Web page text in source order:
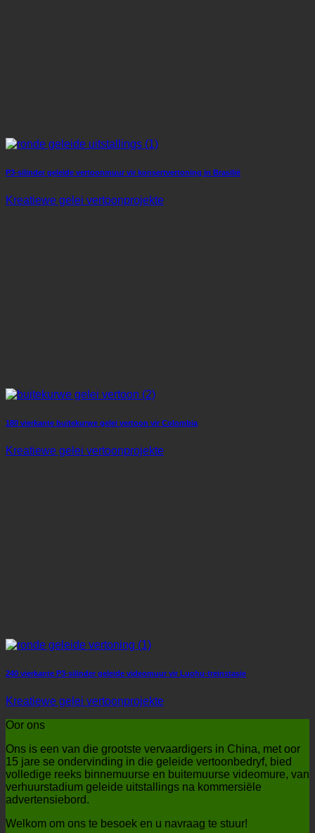
P3-silinder geleide vertoonmuur vir konsertvertoning in Brasilië
Kreatiewe gelei vertoonprojekte
180 vierkante buitekurwe gelei vertoon vir Colombia
Kreatiewe gelei vertoonprojekte
240 vierkante P3-silinder geleide videomuur vir Luohu-treinstasie
Kreatiewe gelei vertoonprojekte
Oor ons
Ons is een van die grootste vervaardigers in China, met oor
15 jare se ondervinding in die geleide vertoonbedryf, bied
volledige reeks binnemuurse en buitemuurse videomure, van
verhuurstadium geleide uitstallings na kommersiële
advertensiebord.
Welkom om ons te besoek en u navraag te stuur!